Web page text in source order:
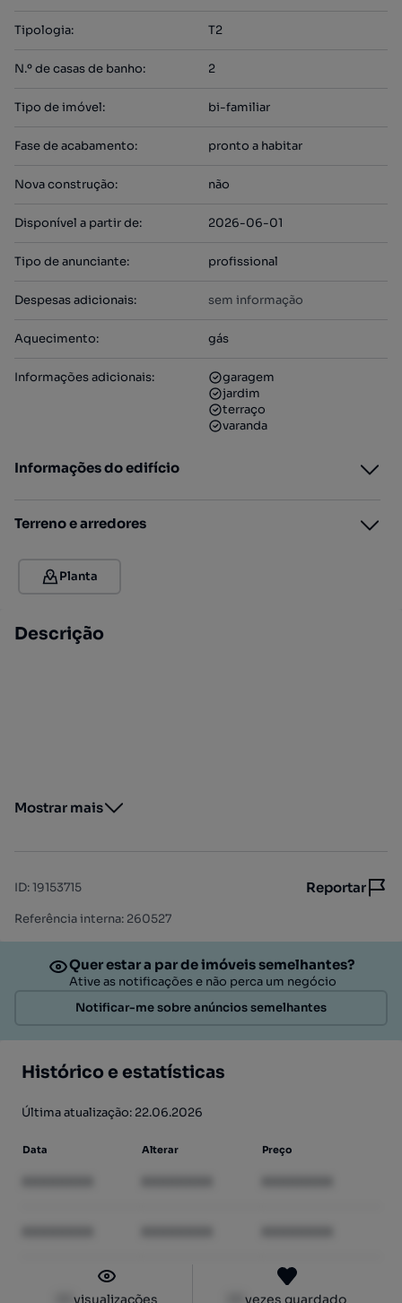
Tipologia: T2
N.º de casas de banho: 2
Tipo de imóvel: bi-familiar
Fase de acabamento: pronto a habitar
Nova construção: não
Disponível a partir de: 2026-06-01
Tipo de anunciante: profissional
Despesas adicionais: sem informação
Aquecimento: gás
Informações adicionais:
garagem
jardim
terraço
varanda
Informações do edifício
Terreno e arredores
Planta
Descrição
Mostrar mais
ID:19153715 Reportar
Referência interna: 260527
Quer estar a par de imóveis semelhantes?
Ative as notificações e não perca um negócio
Notificar-me sobre anúncios semelhantes
Histórico e estatísticas
Última atualização: 22.06.2026
Data Alterar Preço
visualizações vezes guardado